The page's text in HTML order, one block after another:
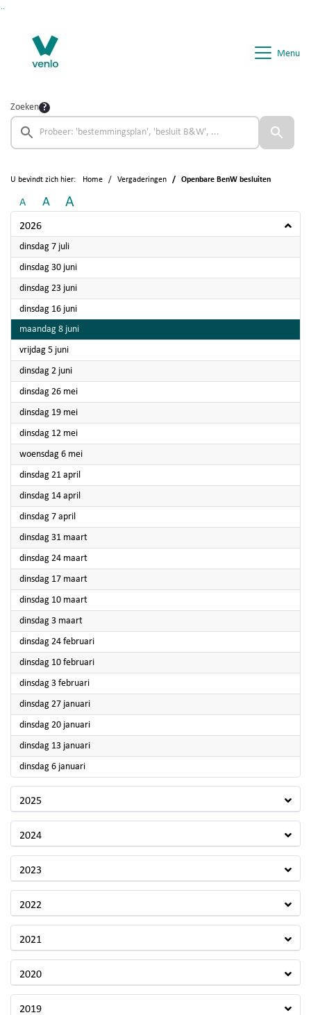
Menu
Zoeken
U bevindt zich hier: Home Vergaderingen Openbare BenW besluiten
A A A
2026
dinsdag 7 juli2026
dinsdag 30 juni2026
dinsdag 23 juni2026
dinsdag 16 juni2026
maandag 8 juni2026
vrijdag 5 juni2026
dinsdag 2 juni2026
dinsdag 26 mei2026
dinsdag 19 mei2026
dinsdag 12 mei2026
woensdag 6 mei2026
dinsdag 21 april
dinsdag 14 april
dinsdag 7 april
dinsdag 31 maart2026
dinsdag 24 maart2026
dinsdag 17 maart2026
dinsdag 10 maart2026
dinsdag 3 maart2026
dinsdag 24 februari2026
dinsdag 10 februari2026
dinsdag 3 februari2026
dinsdag 27 januari2026
dinsdag 20 januari2026
dinsdag 13 januari2026
dinsdag 6 januari2026
2025
2024
2023
2022
2021
2020
2019